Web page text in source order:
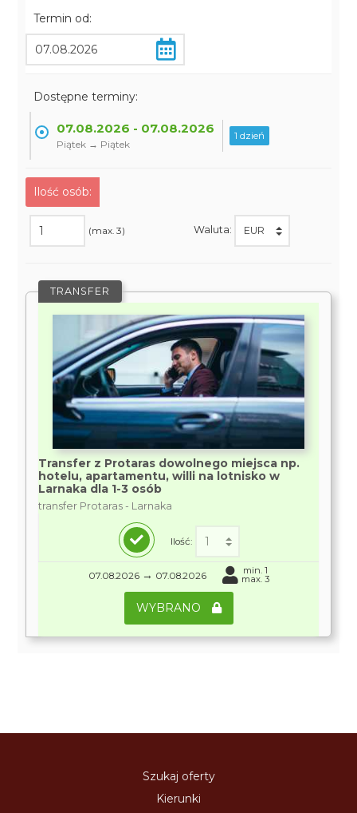
Termin od:
Dostępne terminy:
07.08.2026 - 07.08.2026
Piątek → Piątek
1 dzień
Ilość osób:
(max. 3) Waluta:
TRANSFER
Transfer z Protaras dowolnego miejsca np.
hotelu, apartamentu, willi na lotnisko w
Larnaka dla 1-3 osób
transfer Protaras - Larnaka
Ilość:
07.08.2026 → 07.08.2026 min. 1
max. 3
WYBRANO
Szukaj oferty
Kierunki